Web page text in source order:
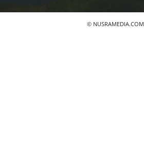
© NUSRAMEDIA.COM